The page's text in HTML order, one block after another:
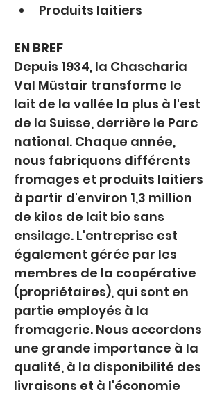
Produits laitiers
EN BREF
Depuis 1934, la Chascharia
Val Müstair transforme le
lait de la vallée la plus à l'est
de la Suisse, derrière le Parc
national. Chaque année,
nous fabriquons différents
fromages et produits laitiers
à partir d'environ 1,3 million
de kilos de lait bio sans
ensilage. L'entreprise est
également gérée par les
membres de la coopérative
(propriétaires), qui sont en
partie employés à la
fromagerie. Nous accordons
une grande importance à la
qualité, à la disponibilité des
livraisons et à l'économie